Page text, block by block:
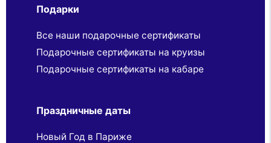
Подарки
Все наши подарочные сертификаты
Подарочные сертификаты на круизы
Подарочные сертификаты на кабаре
Праздничные даты
Новый Год в Париже